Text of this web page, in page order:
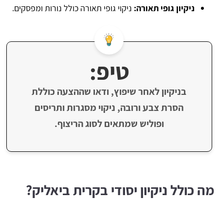
ניקיון גופי תאורה: ניקוי גופי תאורה כולל נורות ומפסקים.
טיפ:
בניקיון לאחר שיפוץ, ודאו שההצעה כוללת
הסרת צבע ורובה, ניקוי מסגרות ותריסים
ופוליש שמתאים לסוג הריצוף.
מה כולל ניקיון יסודי בקרית ביאליק?